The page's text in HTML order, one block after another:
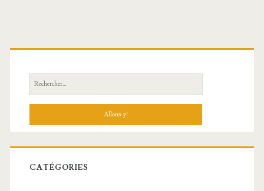
R
e
h
r
c
CATÉGORIES